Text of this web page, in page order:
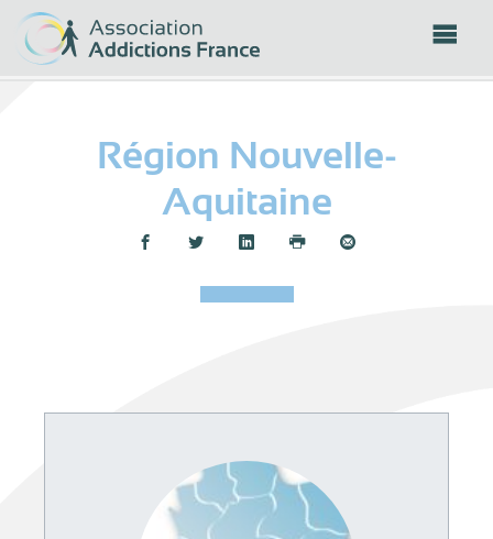
Région Nouvelle-
Aquitaine
Partager :
Panneau de gestion des cookies